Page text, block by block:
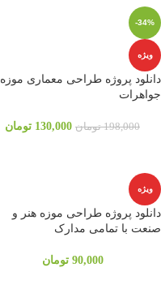
-34%
ویژه
دانلود پروژه طراحی معماری موزه
جواهرات
198,000 تومان 130,000 تومان
ویژه
دانلود پروژه طراحی موزه هنر و
صنعت با تمامی مدارک
90,000 تومان